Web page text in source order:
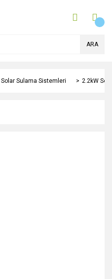
ARA
Solar Sulama Sistemleri 2.2kW